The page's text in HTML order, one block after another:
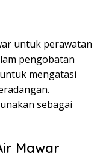
untuk perawatan
pengobatan
mengatasi
sebagai
Mawar